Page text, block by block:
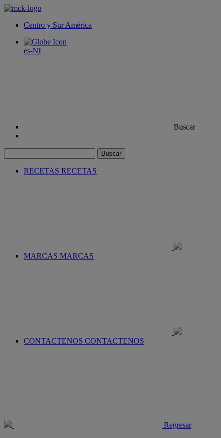
Centro y Sur América
es-NI
Buscar
Buscar
RECETAS RECETAS
MARCAS MARCAS
CONTACTENOS CONTACTENOS
Regresar